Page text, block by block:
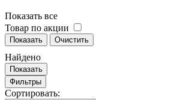
Показать все
Товар по акции
Показать Очистить
Найдено
Показать
Фильтры
Сортировать: